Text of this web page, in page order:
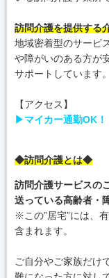
訪問介護を提供する
地域密着型のサービ
や障がいのある方が
サポートしています。
【アクセス】
▶マイカー通勤OK！
◆訪問介護とは◆
訪問介護サービスの
送っている高齢者・
※この”居宅”には、
含まれます。
ご自分やご家族だけ